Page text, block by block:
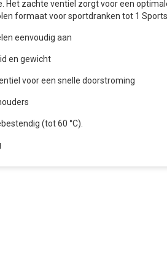
Het zachte ventiel zorgt voor een
formaat voor sportdranken tot 1 Sports
eenvoudig aan
en gewicht
voor een snelle doorstroming
(tot 60 °C).